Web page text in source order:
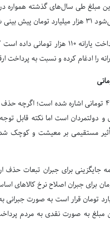
مبلغ طی سال‌های گذشته همواره
است.
البته باید توجه داشت که دولت سیزدهم
را ادغام کرده و نسبت به پرداخت
در بخش دیگر لایحه به موضوع مهم حذف ارز ۴۲۰۰ تومانی
دولتمردان است اما نکته قابل
مستقیمی بر معیشت و کوچک
برای جبران تبعات حذف
دارد، ۱۰۰ هزار میلیارد تومان برای جبران
به نظر می‌رسد این ۱۰۰ هزار میلیارد تومان قرار
به صورت نقدی به مردم